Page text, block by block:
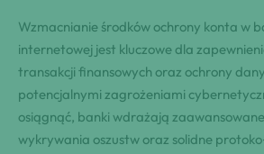
Wzmacnianie środków ochrony konta w
internetowej jest kluczowe dla
transakcji finansowych oraz ochrony
potencjalnymi zagrożeniami
osiągnąć, banki wdrażają
wykrywania oszustw oraz solidne